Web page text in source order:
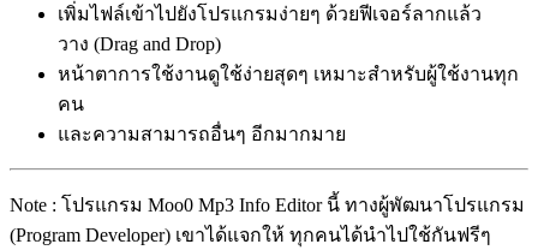
เพิ่มไฟล์เข้าไปยังโปรแกรมง่ายๆ ด้วยฟีเจอร์ลากแล้ว
วาง (Drag and Drop)
หน้าตาการใช้งานดูใช้ง่ายสุดๆ เหมาะสำหรับผู้ใช้งานทุก
คน
และความสามารถอื่นๆ อีกมากมาย
Note : โปรแกรม Moo0 Mp3 Info Editor นี้ ทางผู้พัฒนาโปรแกรม
(Program Developer) เขาได้แจกให้ ทุกคนได้นำไปใช้กันฟรีๆ